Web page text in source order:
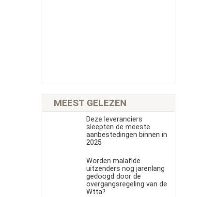
MEEST GELEZEN
Deze leveranciers
sleepten de meeste
aanbestedingen binnen in
2025
Worden malafide
uitzenders nog jarenlang
gedoogd door de
overgangsregeling van de
Wtta?